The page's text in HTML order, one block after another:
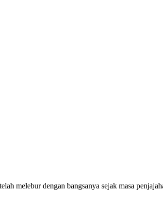
melebur dengan bangsanya sejak masa